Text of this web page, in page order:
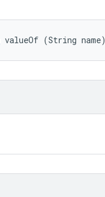
valueOf (String name)